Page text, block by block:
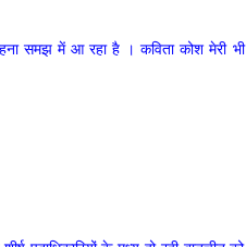
समझ में आ रहा है । कविता कोश मेरी भी